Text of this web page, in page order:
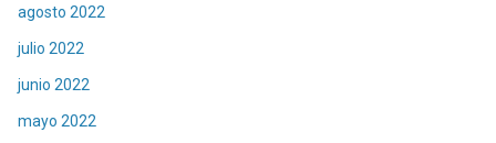
agosto 2022
julio 2022
junio 2022
mayo 2022